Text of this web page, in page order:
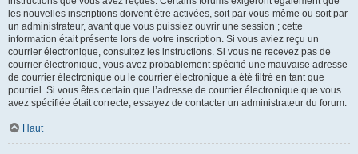
les nouvelles inscriptions doivent être activées, soit par vous-même ou soit par
un administrateur, avant que vous puissiez ouvrir une session ; cette
information était présente lors de votre inscription. Si vous aviez reçu un
courrier électronique, consultez les instructions. Si vous ne recevez pas de
courrier électronique, vous avez probablement spécifié une mauvaise adresse
de courrier électronique ou le courrier électronique a été filtré en tant que
pourriel. Si vous êtes certain que l’adresse de courrier électronique que vous
avez spécifiée était correcte, essayez de contacter un administrateur du forum.
Haut